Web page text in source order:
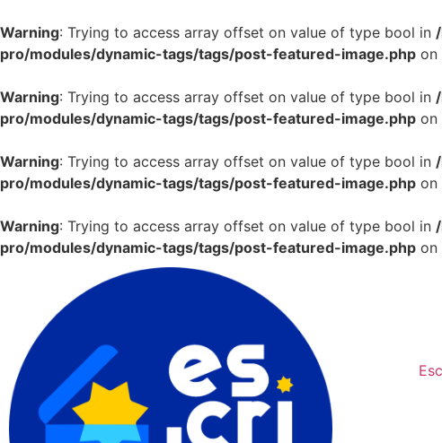
Warning: Trying to access array offset on value of type bool in
pro/modules/dynamic-tags/tags/post-featured-image.php on
Warning: Trying to access array offset on value of type bool in
pro/modules/dynamic-tags/tags/post-featured-image.php on
Warning: Trying to access array offset on value of type bool in
pro/modules/dynamic-tags/tags/post-featured-image.php on
Warning: Trying to access array offset on value of type bool in
pro/modules/dynamic-tags/tags/post-featured-image.php on